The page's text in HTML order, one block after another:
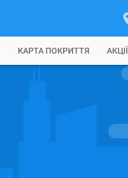
КАРТА ПОКРИТТЯ АКЦІЇ